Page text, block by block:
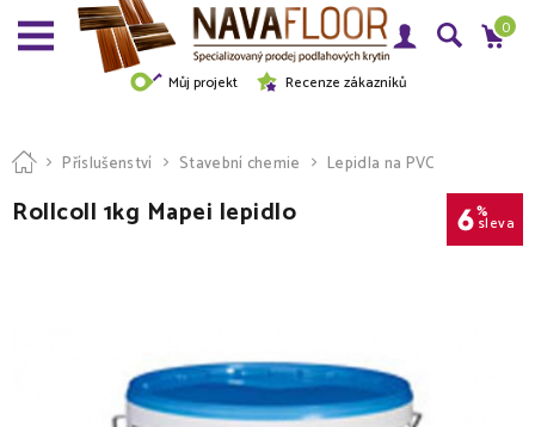
Můj projekt Recenze zákazníků
0
Příslušenství Stavební chemie Lepidla na PVC
Rollcoll 1kg Mapei lepidlo 6%
sleva